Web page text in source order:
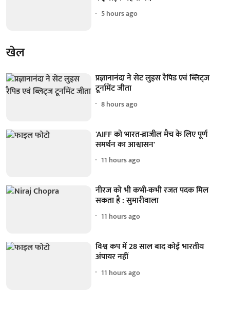
5 hours ago
खेल
प्रज्ञानानंदा ने सेंट लुइस रैपिड एवं ब्लिट्ज
टूर्नामेंट जीता
8 hours ago
'AIFF को भारत-ब्राजील मैच के लिए पूर्ण
समर्थन का आश्वासन'
11 hours ago
नीरज को भी कभी-कभी रजत पदक मिल
सकता है : सुमारीवाला
11 hours ago
विश्व कप में 28 साल बाद कोई भारतीय
अंपायर नहीं
11 hours ago